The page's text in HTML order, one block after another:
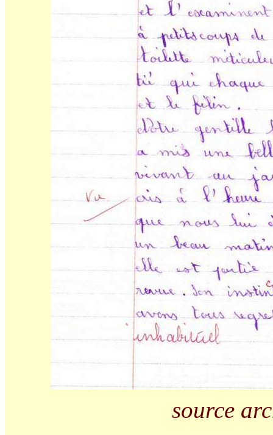
source